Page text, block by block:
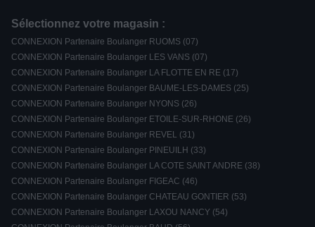
Sélectionnez votre magasin :
CONNEXION Partenaire Boulanger RUOMS (07)
CONNEXION Partenaire Boulanger LES VANS (07)
CONNEXION Partenaire Boulanger LA FLOTTE EN RE (17)
CONNEXION Partenaire Boulanger BAUME-LES-DAMES (25)
CONNEXION Partenaire Boulanger NYONS (26)
CONNEXION Partenaire Boulanger ETOILE-SUR-RHONE (26)
CONNEXION Partenaire Boulanger REVEL (31)
CONNEXION Partenaire Boulanger PINEUILH (33)
CONNEXION Partenaire Boulanger LA COTE SAINT ANDRE (38)
CONNEXION Partenaire Boulanger FIGEAC (46)
CONNEXION Partenaire Boulanger CHATEAU GONTIER (53)
CONNEXION Partenaire Boulanger LAXOU NANCY (54)